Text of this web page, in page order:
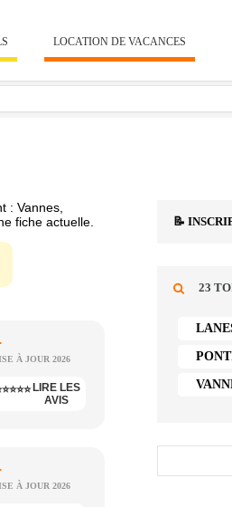
LOCATION DE VACANCES
: Vannes,
fiche actuelle.
À JOUR 2026
LIRE LES
AVIS
À JOUR 2026
📝
23